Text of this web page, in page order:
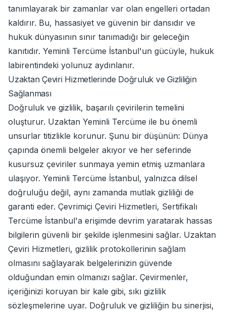
tanımlayarak bir zamanlar var olan engelleri ortadan
kaldırır. Bu, hassasiyet ve güvenin bir dansıdır ve
hukuk dünyasının sınır tanımadığı bir geleceğin
kanıtıdır. Yeminli Tercüme İstanbul'un gücüyle, hukuk
labirentindeki yolunuz aydınlanır.
Uzaktan Çeviri Hizmetlerinde Doğruluk ve Gizliliğin
Sağlanması
Doğruluk ve gizlilik, başarılı çevirilerin temelini
oluşturur. Uzaktan Yeminli Tercüme ile bu önemli
unsurlar titizlikle korunur. Şunu bir düşünün: Dünya
çapında önemli belgeler akıyor ve her seferinde
kusursuz çeviriler sunmaya yemin etmiş uzmanlara
ulaşıyor. Yeminli Tercüme İstanbul, yalnızca dilsel
doğruluğu değil, aynı zamanda mutlak gizliliği de
garanti eder. Çevrimiçi Çeviri Hizmetleri, Sertifikalı
Tercüme İstanbul'a erişimde devrim yaratarak hassas
bilgilerin güvenli bir şekilde işlenmesini sağlar. Uzaktan
Çeviri Hizmetleri, gizlilik protokollerinin sağlam
olmasını sağlayarak belgelerinizin güvende
olduğundan emin olmanızı sağlar. Çevirmenler,
içeriğinizi koruyan bir kale gibi, sıkı gizlilik
sözleşmelerine uyar. Doğruluk ve gizliliğin bu sinerjisi,